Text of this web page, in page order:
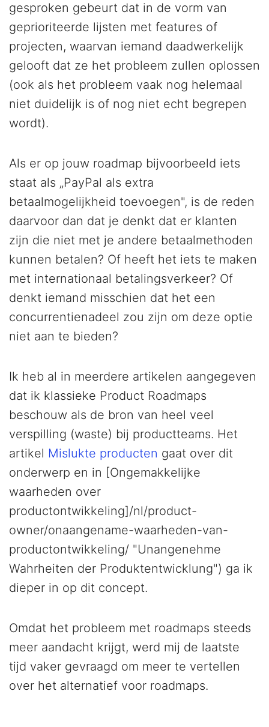
gesproken gebeurt dat in de vorm van
geprioriteerde lijsten met features of
projecten, waarvan iemand daadwerkelijk
gelooft dat ze het probleem zullen oplossen
(ook als het probleem vaak nog helemaal
niet duidelijk is of nog niet echt begrepen
wordt).
Als er op jouw roadmap bijvoorbeeld iets
staat als „PayPal als extra
betaalmogelijkheid toevoegen", is de reden
daarvoor dan dat je denkt dat er klanten
zijn die niet met je andere betaalmethoden
kunnen betalen? Of heeft het iets te maken
met internationaal betalingsverkeer? Of
denkt iemand misschien dat het een
concurrentienadeel zou zijn om deze optie
niet aan te bieden?
Ik heb al in meerdere artikelen aangegeven
dat ik klassieke Product Roadmaps
beschouw als de bron van heel veel
verspilling (waste) bij productteams. Het
artikel Mislukte producten gaat over dit
onderwerp en in [Ongemakkelijke
waarheden over
productontwikkeling]/nl/product-
owner/onaangename-waarheden-van-
productontwikkeling/ "Unangenehme
Wahrheiten der Produktentwicklung") ga ik
dieper in op dit concept.
Omdat het probleem met roadmaps steeds
meer aandacht krijgt, werd mij de laatste
tijd vaker gevraagd om meer te vertellen
over het alternatief voor roadmaps.